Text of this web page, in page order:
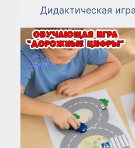
Дидактическая